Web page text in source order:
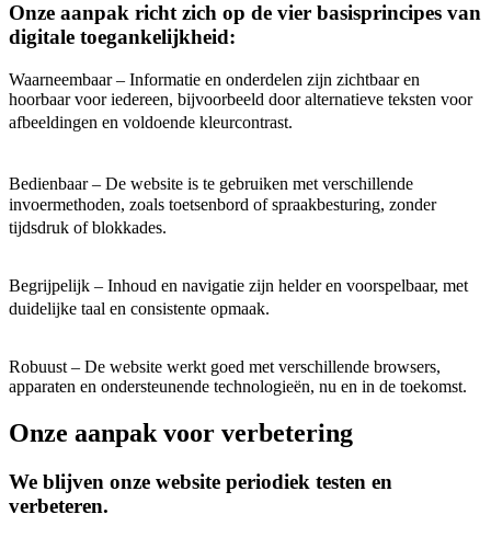
Onze aanpak richt zich op de vier basisprincipes van
digitale toegankelijkheid:
Waarneembaar – Informatie en onderdelen zijn zichtbaar en
hoorbaar voor iedereen, bijvoorbeeld door alternatieve teksten voor
afbeeldingen en voldoende kleurcontrast.
Bedienbaar – De website is te gebruiken met verschillende
invoermethoden, zoals toetsenbord of spraakbesturing, zonder
tijdsdruk of blokkades.
Begrijpelijk – Inhoud en navigatie zijn helder en voorspelbaar, met
duidelijke taal en consistente opmaak.
Robuust – De website werkt goed met verschillende browsers,
apparaten en ondersteunende technologieën, nu en in de toekomst.
Onze aanpak voor verbetering
We blijven onze website periodiek testen en
verbeteren.